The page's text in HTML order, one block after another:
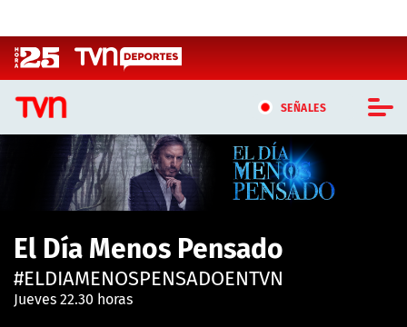
SEÑALES
CASTING MASTERCHEF CHILE
CASTING TVN VERTICAL
TVN VERTICAL
TVN PLAY
El Día Menos Pensado
#ELDIAMENOSPENSADOENTVN
Jueves 22.30 horas